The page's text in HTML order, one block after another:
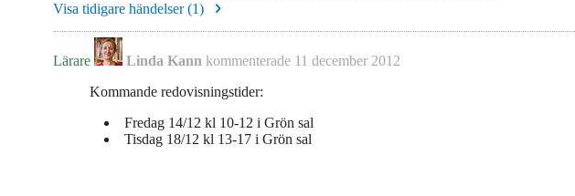
Visa tidigare händelser (1)
Lärare Linda Kann kommenterade 11 december 2012
Kommande redovisningstider:
Fredag 14/12 kl 10-12 i Grön sal
Tisdag 18/12 kl 13-17 i Grön sal